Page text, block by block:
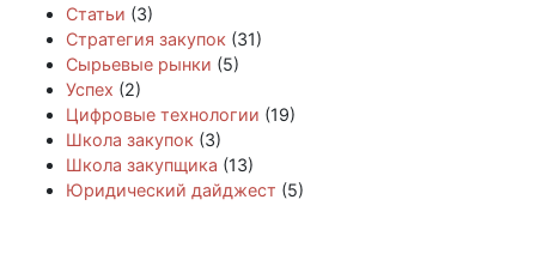
Статьи (3)
Стратегия закупок (31)
Сырьевые рынки (5)
Успех (2)
Цифровые технологии (19)
Школа закупок (3)
Школа закупщика (13)
Юридический дайджест (5)